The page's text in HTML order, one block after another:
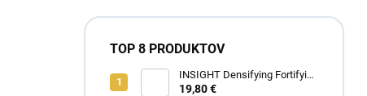
TOP 8 PRODUKTOV
INSIGHT Densifying Fortifying
Shampoo 350 ml
19,80 €